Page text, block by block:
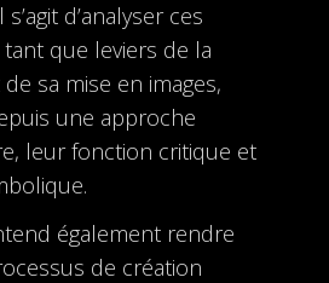
d’analyser ces
que leviers de la
sa mise en images,
une approche
leur fonction critique et
également rendre
de création